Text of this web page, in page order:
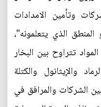
وتأمين الامدادات
الذي يتعلمونه"،
تتراوح بين البخار
والإيثانول والكتلة
الشركات والمرافق في